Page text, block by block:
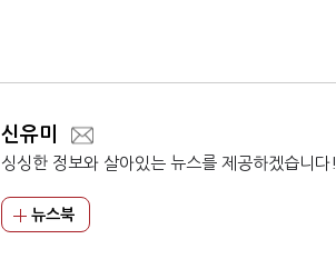
신유미
싱싱한 정보와 살아있는 뉴스를 제공하겠습니다!
뉴스북